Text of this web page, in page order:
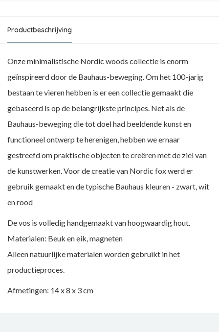
Productbeschrijving
Onze minimalistische Nordic woods collectie is enorm
geïnspireerd door de Bauhaus-beweging. Om het 100-jarig
bestaan te vieren hebben is er een collectie gemaakt die
gebaseerd is op de belangrijkste principes. Net als de
Bauhaus-beweging die tot doel had beeldende kunst en
functioneel ontwerp te herenigen, hebben we ernaar
gestreefd om praktische objecten te creëren met de ziel van
de kunstwerken. Voor de creatie van Nordic fox werd er
gebruik gemaakt en de typische Bauhaus kleuren - zwart, wit
en rood
De vos is volledig handgemaakt van hoogwaardig hout.
Materialen: Beuk en eik, magneten
Alleen natuurlijke materialen worden gebruikt in het
productieproces.
Afmetingen: 14 x 8 x 3 cm